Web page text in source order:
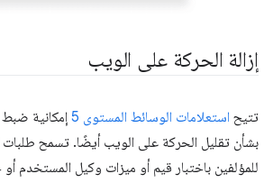
إزالة الحركة على الويب
تتيح استعلامات الوسائط المستوى 5
إمكانية ضبط
بشأن تقليل الحركة على الويب أيضًا. تسمح
للمؤلفين باختبار قيم أو ميزات وكيل المستخدم